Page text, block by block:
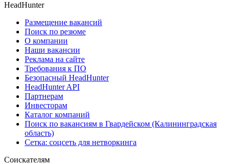
HeadHunter
Размещение вакансий
Поиск по резюме
О компании
Наши вакансии
Реклама на сайте
Требования к ПО
Безопасный HeadHunter
HeadHunter API
Партнерам
Инвесторам
Каталог компаний
Поиск по вакансиям в Гвардейском (Калининградская
область)
Сетка: соцсеть для нетворкинга
Соискателям